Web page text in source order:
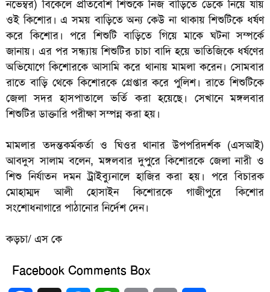
নভেম্বর) বিকেলে প্রতিবেশি শিশুকে নিজ বাড়িতে ডেকে নিয়ে যায়
ওই কিশোর। এ সময় বাড়িতে অন্য কেউ না থাকায় শিশুটিকে ধর্ষণ
করে কিশোর। পরে শিশুটি বাড়িতে গিয়ে মাকে ঘটনা সম্পর্কে
জানায়। এর পর সন্ধ্যায় শিশুটির চাচা বাদি হয়ে ভাতিজিকে ধর্ষণের
অভিযোগে কিশোরকে আসামি করে থানায় মামলা করেন। সোমবার
রাতে বাড়ি থেকে কিশোরকে গ্রেপ্তার করে পুলিশ। রাতে শিশুটিকে
জেলা সদর হাসপাতালে ভর্তি করা হয়েছে। সেখানে মঙ্গলবার
শিশুটির ডাক্তারি পরীক্ষা সম্পন্ন করা হয়।
মামলার তদন্তকর্মকর্তা ও ঘিওর থানার উপপরিদর্শক (এসআই)
আবদুস সালাম বলেন, মঙ্গলবার দুপুরে কিশোরকে জেলা নারী ও
শিশু নির্যাতন দমন ট্রাইব্যুনালে হাজির করা হয়। পরে বিচারক
মোহাম্মদ আলী হোসাইন কিশোরকে গাজীপুরে কিশোর
সংশোধনাগারে পাঠানোর নির্দেশ দেন।
কড়চা/ এস কে
Facebook Comments Box